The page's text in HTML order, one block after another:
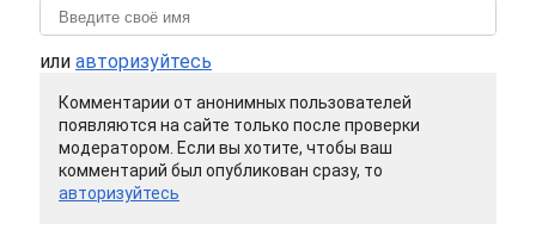
или авторизуйтесь
Комментарии от анонимных пользователей
появляются на сайте только после проверки
модератором. Если вы хотите, чтобы ваш
комментарий был опубликован сразу, то
авторизуйтесь